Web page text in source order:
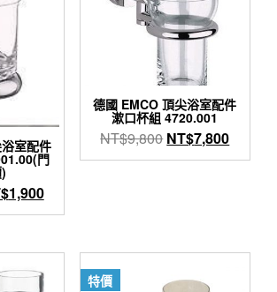
室配件
門
。
1,900目
前
格：
NT$1,900。
德國 EMCO 頂尖浴室配件
漱口杯組 4720.001
NT$9,800 原
始
NT$7,800目
前
特價